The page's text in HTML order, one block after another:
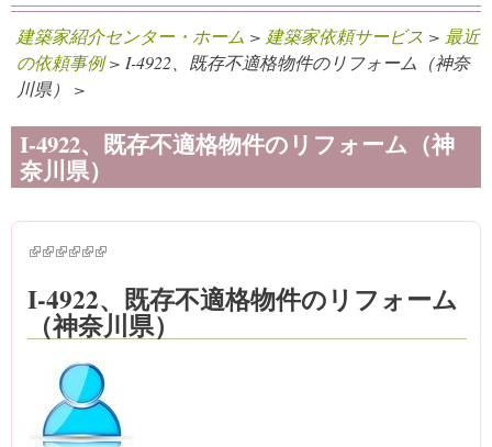
建築家紹介センター・ホーム > 建築家依頼サービス > 最近
の依頼事例> I-4922、既存不適格物件のリフォーム（神奈
川県） >
I-4922、既存不適格物件のリフォーム（神
奈川県）
(link is external)
(link is external)
(link is external)
(link is external)
(link is external)
(link is external)
I-4922、既存不適格物件のリフォーム
（神奈川県）